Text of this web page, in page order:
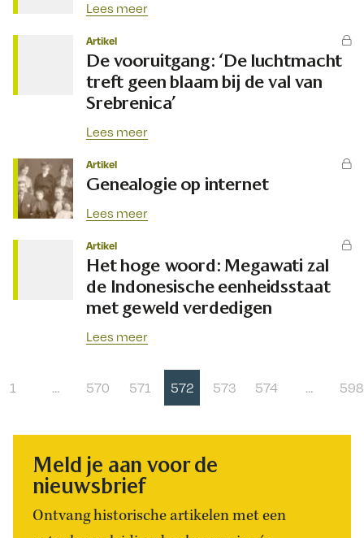
Lees meer
Artikel
De vooruitgang: ‘De luchtmacht
treft geen blaam bij de val van
Srebrenica’
Lees meer
Artikel
Genealogie op internet
Lees meer
Artikel
Het hoge woord: Megawati zal
de Indonesische eenheidsstaat
met geweld verdedigen
Lees meer
1 … 570 571 572 573 574 … 598
Meld je aan voor de
nieuwsbrief
Ontvang historische artikelen met een